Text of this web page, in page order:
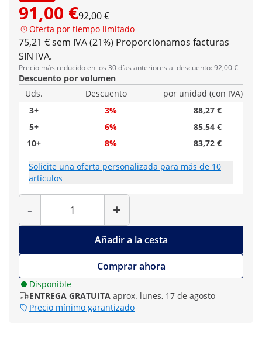
91,00 €92,00 €
Oferta por tiempo limitado
75,21 € sem IVA (21%) Proporcionamos facturas
SIN IVA.
Precio más reducido en los 30 días anteriores al descuento: 92,00 €
Descuento por volumen
Uds.
Descuento
por unidad (con IVA)
3+
3%
88,27 €
5+
6%
85,54 €
10+
8% 83,72 €
Solicite una oferta personalizada para más de 10
artículos
-
Cantidad
+
Añadir a la cesta
Comprar ahora
Disponible
ENTREGA GRATUITA aprox. lunes, 17 de agosto
Precio mínimo garantizado